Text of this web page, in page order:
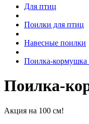
Для птиц
Поилки для птиц
Навесные поилки
Поилка-кормушка
Поилка-
Акция на 100 см!